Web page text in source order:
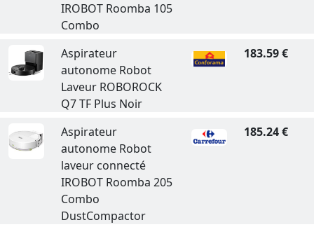
IROBOT Roomba 105
Combo
Aspirateur
autonome Robot
Laveur ROBOROCK
Q7 TF Plus Noir
183.59 €
Aspirateur
autonome Robot
laveur connecté
IROBOT Roomba 205
Combo
DustCompactor
185.24 €